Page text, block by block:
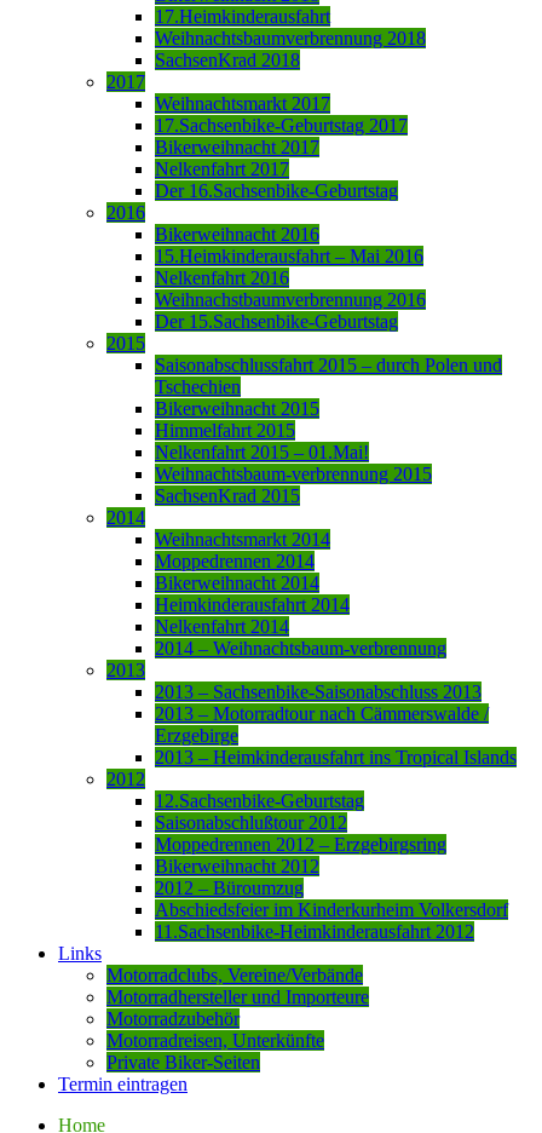
17.Heimkinderausfahrt
Weihnachtsbaumverbrennung 2018
SachsenKrad 2018
2017
Weihnachtsmarkt 2017
17.Sachsenbike-Geburtstag 2017
Bikerweihnacht 2017
Nelkenfahrt 2017
Der 16.Sachsenbike-Geburtstag
2016
Bikerweihnacht 2016
15.Heimkinderausfahrt – Mai 2016
Nelkenfahrt 2016
Weihnachstbaumverbrennung 2016
Der 15.Sachsenbike-Geburtstag
2015
Saisonabschlussfahrt 2015 – durch Polen und
Tschechien
Bikerweihnacht 2015
Himmelfahrt 2015
Nelkenfahrt 2015 – 01.Mai!
Weihnachtsbaum-verbrennung 2015
SachsenKrad 2015
2014
Weihnachtsmarkt 2014
Moppedrennen 2014
Bikerweihnacht 2014
Heimkinderausfahrt 2014
Nelkenfahrt 2014
2014 – Weihnachtsbaum-verbrennung
2013
2013 – Sachsenbike-Saisonabschluss 2013
2013 – Motorradtour nach Cämmerswalde /
Erzgebirge
2013 – Heimkinderausfahrt ins Tropical Islands
2012
12.Sachsenbike-Geburtstag
Saisonabschlußtour 2012
Moppedrennen 2012 – Erzgebirgsring
Bikerweihnacht 2012
2012 – Büroumzug
Abschiedsfeier im Kinderkurheim Volkersdorf
11.Sachsenbike-Heimkinderausfahrt 2012
Links
Motorradclubs, Vereine/Verbände
Motorradhersteller und Importeure
Motorradzubehör
Motorradreisen, Unterkünfte
Private Biker-Seiten
Termin eintragen
Home